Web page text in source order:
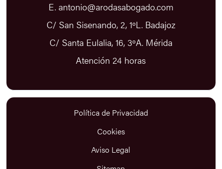
E. antonio@arodasabogado.com
C/ San Sisenando, 2, 1ºL. Badajoz
C/ Santa Eulalia, 16, 3ºA. Mérida
Atención 24 horas
Política de Privacidad
Cookies
Aviso Legal